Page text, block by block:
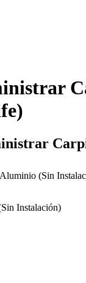
)
(Sin
Instalación)